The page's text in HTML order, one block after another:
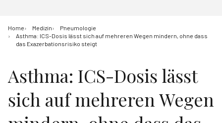
Home Medizin
Pneumologie
Asthma: ICS-Dosis lässt sich auf mehreren Wegen mindern, ohne dass
das Exazerbationsrisiko steigt
Asthma: ICS-Dosis lässt
sich auf mehreren Wegen